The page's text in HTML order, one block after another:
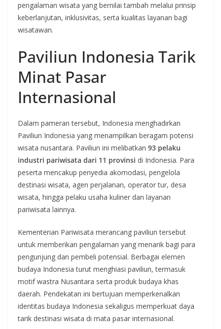
pengalaman wisata yang bernilai tambah melalui prinsip
keberlanjutan, inklusivitas, serta kualitas layanan bagi
wisatawan.
Paviliun Indonesia Tarik
Minat Pasar
Internasional
Dalam pameran tersebut, Indonesia menghadirkan
Paviliun Indonesia yang menampilkan beragam potensi
wisata nusantara. Paviliun ini melibatkan 93 pelaku
industri pariwisata dari 11 provinsi di Indonesia. Para
peserta mencakup penyedia akomodasi, pengelola
destinasi wisata, agen perjalanan, operator tur, desa
wisata, hingga pelaku usaha kuliner dan layanan
pariwisata lainnya.
Kementerian Pariwisata merancang paviliun tersebut
untuk memberikan pengalaman yang menarik bagi para
pengunjung dan pembeli potensial. Berbagai elemen
budaya Indonesia turut menghiasi paviliun, termasuk
motif wastra Nusantara serta produk budaya khas
daerah. Pendekatan ini bertujuan memperkenalkan
identitas budaya Indonesia sekaligus memperkuat daya
tarik destinasi wisata di mata pasar internasional.